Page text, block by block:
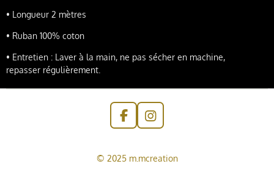
• Longueur 2 mètres
• Ruban 100% coton
• Entretien : Laver à la main, ne pas sécher en machine,
repasser régulièrement.
F
a
e
I
n
t
© 2025 m.mcreation